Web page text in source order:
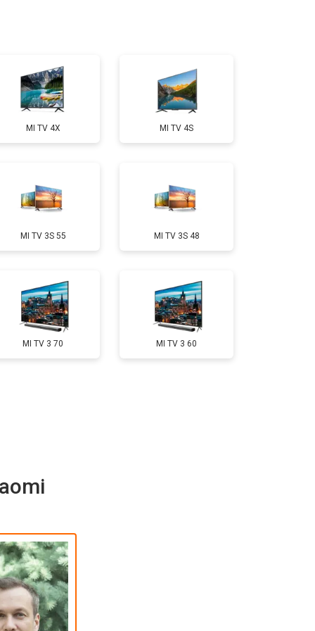
2600 ₽ Заказать
3500 ₽ Заказать
5200 ₽ Заказать
3100 ₽ Заказать
3700 ₽ Заказать
5500 ₽
MI TV 4X MI TV 4S
MI TV 3S 55 MI TV 3S 48
MI TV 3 70 MI TV 3 60